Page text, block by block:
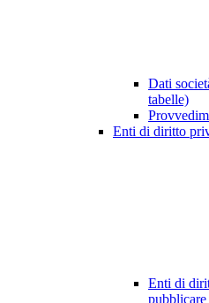
Dati
tabelle)
Enti di diritto
Enti di